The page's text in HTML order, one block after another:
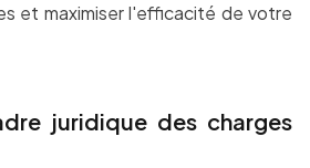
et maximiser l'efficacité de votre
juridique des charges